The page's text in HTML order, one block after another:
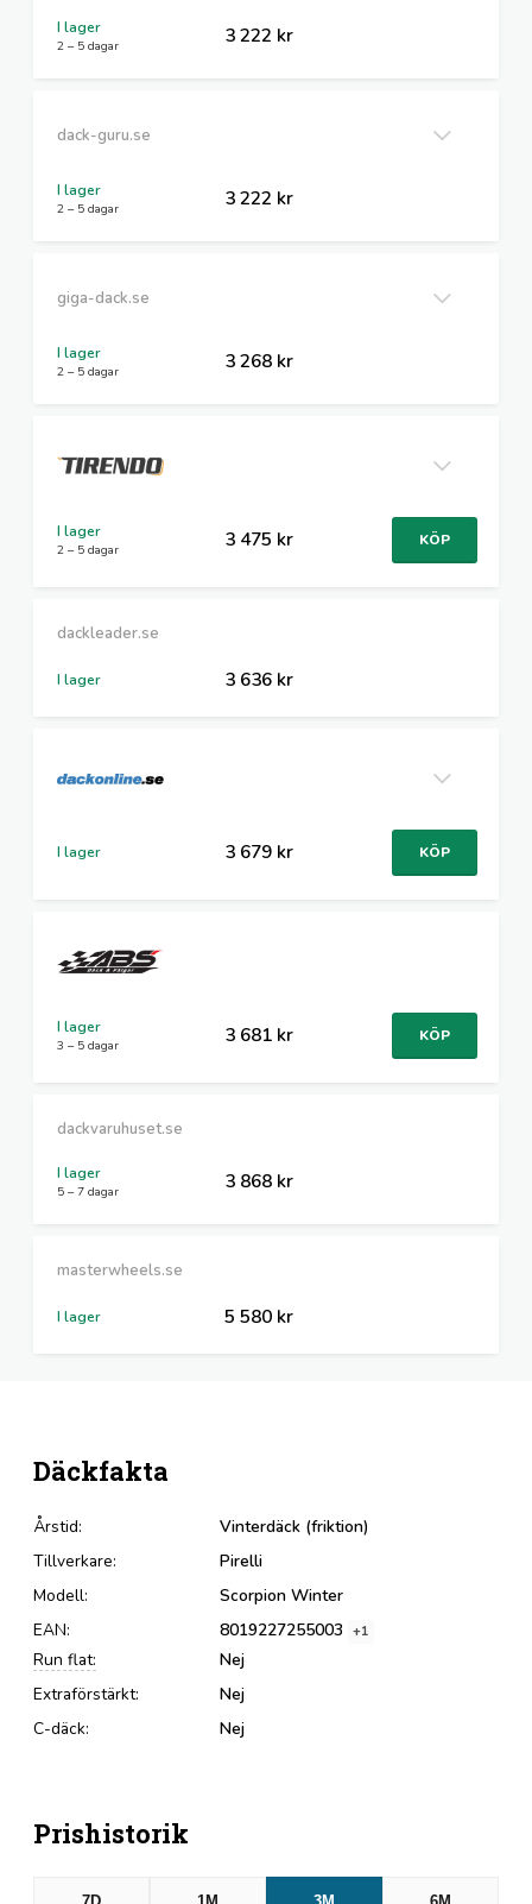
I lager
2 – 5 dagar 3 222 kr
dack-guru.se
I lager
2 – 5 dagar 3 222 kr
giga-dack.se
I lager
2 – 5 dagar 3 268 kr
I lager
2 – 5 dagar 3 475 kr KÖP
dackleader.se
I lager 3 636 kr
I lager 3 679 kr KÖP
I lager
3 – 5 dagar 3 681 kr KÖP
dackvaruhuset.se
I lager
5 – 7 dagar 3 868 kr
masterwheels.se
I lager 5 580 kr
Däckfakta
Årstid:
Vinterdäck (friktion)
Tillverkare:
Pirelli
Modell:
Scorpion Winter
EAN:
8019227255003 +1
Run flat:
Nej
Extraförstärkt:
Nej
C-däck:
Nej
Prishistorik